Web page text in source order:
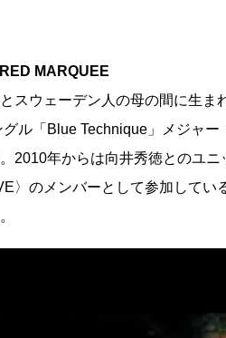
MARQUEE
スウェーデン人の母の間に生ま
グル「Blue Technique」メジャ
2010年からは向井秀徳とのユ
〉のメンバーとして参加して